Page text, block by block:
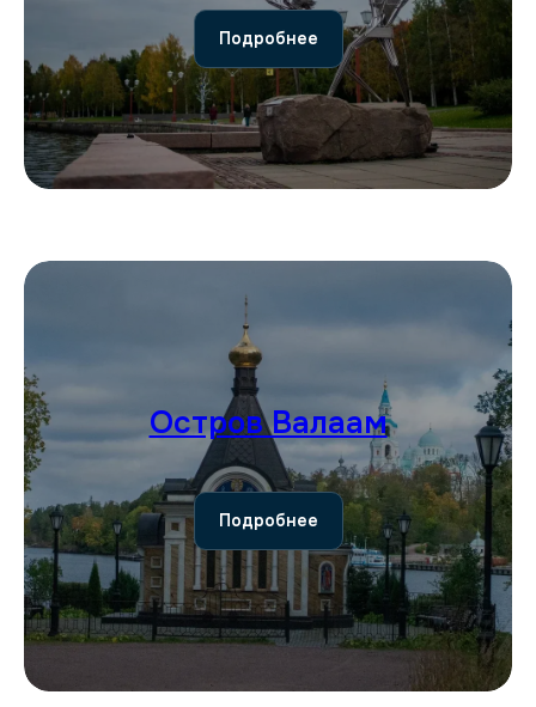
Подробнее
Остров Валаам
Подробнее